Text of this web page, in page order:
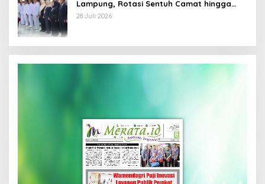
Lampung, Rotasi Sentuh Camat hingga
Lurah
28 Juli 2026